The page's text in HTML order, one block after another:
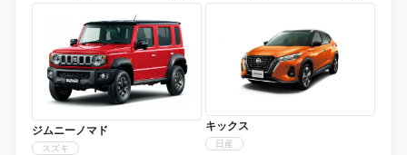
ジムニーノマド
スズキ
キックス
日産